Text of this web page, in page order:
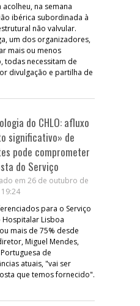
acolheu, na semana
ibérica subordinada à
não valvular.
um dos organizadores,
mais ou menos
todas necessitam de
divulgação e partilha de
do CHLO: afluxo
significativo» de
pode comprometer
do Serviço
em 26 de outubro de
para o Serviço
Lisboa
mais de 75% desde
Miguel Mendes,
de
atuais, "vai ser
que temos fornecido".